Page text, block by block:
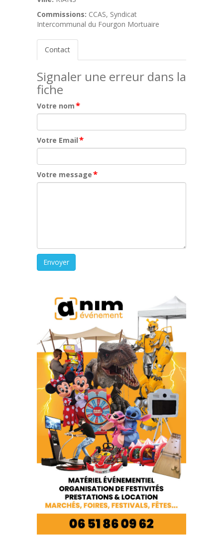
Commissions: CCAS, Syndicat
Intercommunal du Fourgon Mortuaire
Contact
Signaler une erreur dans la
fiche
Votre nom*
Votre Email*
Votre message*